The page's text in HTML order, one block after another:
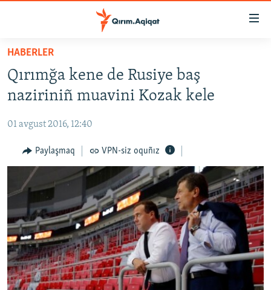
Esas
qaytmaq
Baş
qaytmaq
qaytmaq
SİYASET
CEMİYET
MEDENİYET
İNSAN AQLARI
VİDEO
SÜRET
BLOGLAR
FİKİR
HABERLER
Qırımğa kene de Rusiye baş
naziriniñ muavini Kozak kele
01 avgust 2016, 12:40
Paylaşmaq VPN-siz oquñız